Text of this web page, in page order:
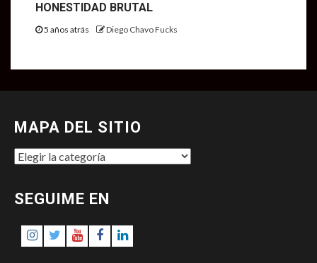
HONESTIDAD BRUTAL
5 años atrás Diego Chavo Fucks
MAPA DEL SITIO
MAPA
SITIO
SEGUIME EN
Instagram
TwitterYoutubeFacebookLinkedIn